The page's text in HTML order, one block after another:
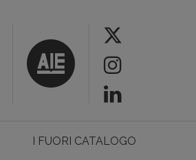
I FUORI CATALOGO